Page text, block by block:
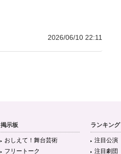
2026/06/10 22:11
掲示板
おしえて！舞台芸術
フリートーク
ランキング
注目公演
注目劇団